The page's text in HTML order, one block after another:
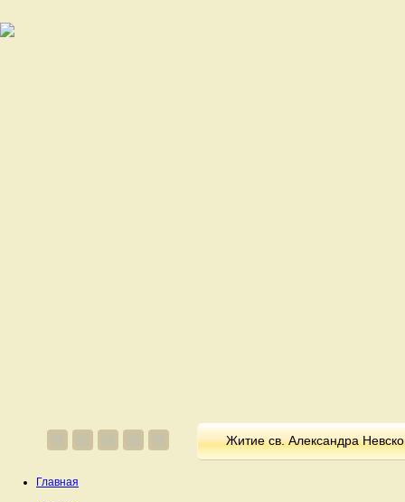
Житие св. Александра
Главная